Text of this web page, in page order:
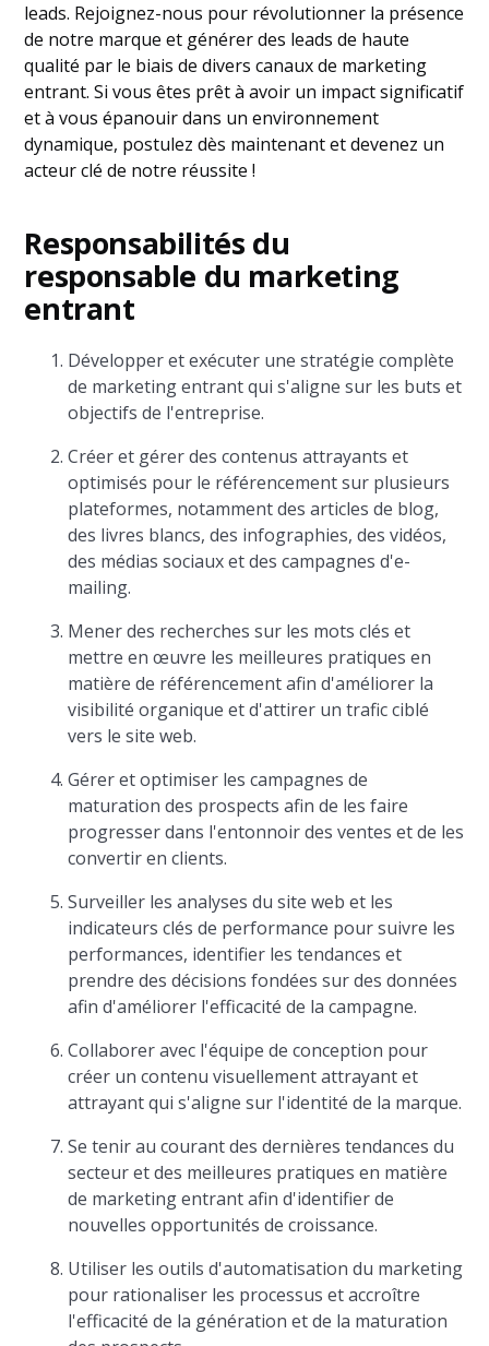
leads. Rejoignez-nous pour révolutionner la présence
de notre marque et générer des leads de haute
qualité par le biais de divers canaux de marketing
entrant. Si vous êtes prêt à avoir un impact significatif
et à vous épanouir dans un environnement
dynamique, postulez dès maintenant et devenez un
acteur clé de notre réussite !
Responsabilités du
responsable du marketing
entrant
Développer et exécuter une stratégie complète
de marketing entrant qui s'aligne sur les buts et
objectifs de l'entreprise.
Créer et gérer des contenus attrayants et
optimisés pour le référencement sur plusieurs
plateformes, notamment des articles de blog,
des livres blancs, des infographies, des vidéos,
des médias sociaux et des campagnes d'e-
mailing.
Mener des recherches sur les mots clés et
mettre en œuvre les meilleures pratiques en
matière de référencement afin d'améliorer la
visibilité organique et d'attirer un trafic ciblé
vers le site web.
Gérer et optimiser les campagnes de
maturation des prospects afin de les faire
progresser dans l'entonnoir des ventes et de les
convertir en clients.
Surveiller les analyses du site web et les
indicateurs clés de performance pour suivre les
performances, identifier les tendances et
prendre des décisions fondées sur des données
afin d'améliorer l'efficacité de la campagne.
Collaborer avec l'équipe de conception pour
créer un contenu visuellement attrayant et
attrayant qui s'aligne sur l'identité de la marque.
Se tenir au courant des dernières tendances du
secteur et des meilleures pratiques en matière
de marketing entrant afin d'identifier de
nouvelles opportunités de croissance.
Utiliser les outils d'automatisation du marketing
pour rationaliser les processus et accroître
l'efficacité de la génération et de la maturation